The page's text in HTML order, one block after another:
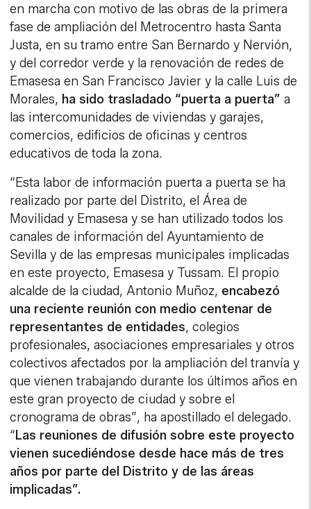
en marcha con motivo de las obras de la primera
fase de ampliación del Metrocentro hasta Santa
Justa, en su tramo entre San Bernardo y Nervión,
y del corredor verde y la renovación de redes de
Emasesa en San Francisco Javier y la calle Luis de
Morales, ha sido trasladado “puerta a puerta” a
las intercomunidades de viviendas y garajes,
comercios, edificios de oficinas y centros
educativos de toda la zona.
“Esta labor de información puerta a puerta se ha
realizado por parte del Distrito, el Área de
Movilidad y Emasesa y se han utilizado todos los
canales de información del Ayuntamiento de
Sevilla y de las empresas municipales implicadas
en este proyecto, Emasesa y Tussam. El propio
alcalde de la ciudad, Antonio Muñoz, encabezó
una reciente reunión con medio centenar de
representantes de entidades, colegios
profesionales, asociaciones empresariales y otros
colectivos afectados por la ampliación del tranvía y
que vienen trabajando durante los últimos años en
este gran proyecto de ciudad y sobre el
cronograma de obras”, ha apostillado el delegado.
“Las reuniones de difusión sobre este proyecto
vienen sucediéndose desde hace más de tres
años por parte del Distrito y de las áreas
implicadas”.